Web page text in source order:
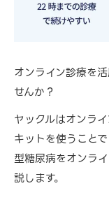
オンライン診療を
せんか？
ヤックルはオンラ
キットを使うこと
型糖尿病をオンラ
説します。